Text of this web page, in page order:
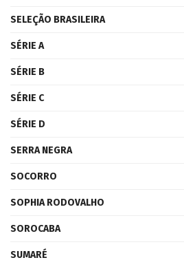
SELEÇÃO BRASILEIRA
SÉRIE A
SÉRIE B
SÉRIE C
SÉRIE D
SERRA NEGRA
SOCORRO
SOPHIA RODOVALHO
SOROCABA
SUMARÉ